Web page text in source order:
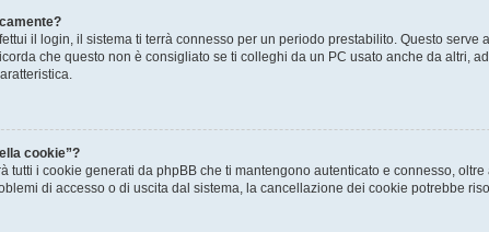
il login, il sistema ti terrà connesso per un periodo prestabilito. Questo
che questo non è consigliato se ti colleghi da un PC usato anche da altri,
cookie”?
tutti i cookie generati da phpBB che ti mantengono autenticato e connesso,
di accesso o di uscita dal sistema, la cancellazione dei cookie potrebbe